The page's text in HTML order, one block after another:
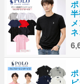
ポ
半
ネ
ポ